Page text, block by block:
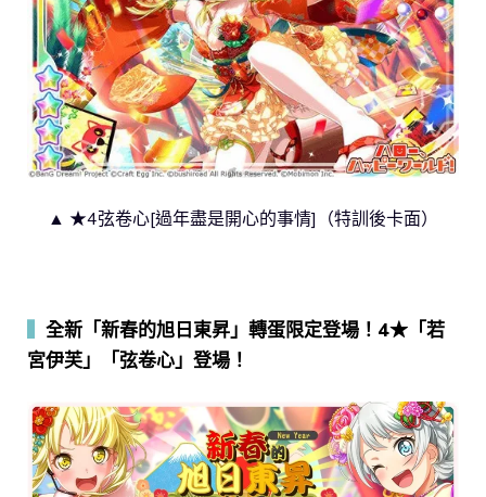
▲ ★4弦卷心[過年盡是開心的事情]（特訓後卡面）
全新「新春的旭日東昇」轉蛋限定登場！4★「若
宮伊芙」「弦卷心」登場！